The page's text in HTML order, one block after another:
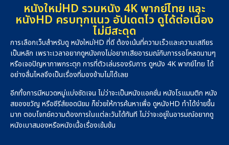
หนังใหม่HD รวมหนัง 4K พากย์ไทย และ
หนังHD ครบทุกแนว อัปเดตไว ดูได้ต่อเนื่อง
ไม่มีสะดุด
การเลือกเว็บสำหรับดู หนังใหม่HD ที่ดี ต้องเน้นที่ความเร็วและความเสถียร
เป็นหลัก เพราะเวลาอยากดูหนังคงไม่อยากเสียอารมณ์กับการรอโหลดนานๆ
หรือเจอปัญหาภาพกระตุก การที่ตัวเล่นรองรับการ ดูหนัง 4K พากย์ไทย ได้
อย่างลื่นไหลจึงเป็นเรื่องที่มองข้ามไม่ได้เลย
อีกทั้งการมีหมวดหมู่แบ่งชัดเจน ไม่ว่าจะเป็นหนังแอคชั่น หนังโรแมนติก หนัง
สยองขวัญ หรือซีรีส์ยอดนิยม ก็ช่วยให้การค้นหาเพื่อ ดูหนังHD ทำได้ง่ายขึ้น
มาก ตอบโจทย์ความต้องการในแต่ละวันได้ทันที ไม่ว่าจะอยู่ในอารมณ์อยากดู
หนังเบาสมองหรือหนังเนื้อเรื่องเข้มข้น